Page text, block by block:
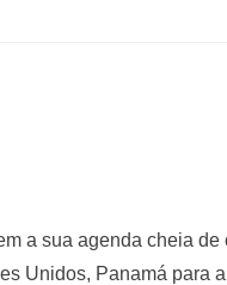
a sua agenda cheia
Unidos, Panamá para